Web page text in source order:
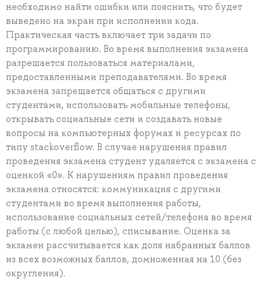
необходимо найти ошибки или пояснить, что будет
выведено на экран при исполнении кода.
Практическая часть включает три задачи по
программированию. Во время выполнения экзамена
разрешается пользоваться материалами,
предоставленными преподавателями. Во время
экзамена запрещается общаться с другими
студентами, использовать мобильные телефоны,
открывать социальные сети и создавать новые
вопросы на компьютерных форумах и ресурсах по
типу stackoverflow. В случае нарушения правил
проведения экзамена студент удаляется с экзамена с
оценкой «0». К нарушениям правил проведения
экзамена относятся: коммуникация с другими
студентами во время выполнения работы,
использование социальных сетей/телефона во время
работы (с любой целью), списывание. Оценка за
экзамен рассчитывается как доля набранных баллов
из всех возможных баллов, домноженная на 10 (без
округления).